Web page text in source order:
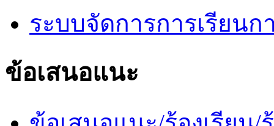
ระบบจัดการการเรียน
ข้อเสนอแนะ